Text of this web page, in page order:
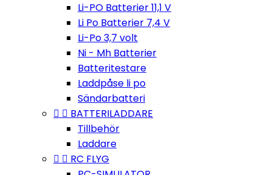
Li-PO Batterier 11,1 V
Li Po Batterier 7,4 V
Li-Po 3,7 volt
Ni - Mh Batterier
Batteritestare
Laddpåse li po
Sändarbatteri
  BATTERILADDARE
Tillbehör
Laddare
  RC FLYG